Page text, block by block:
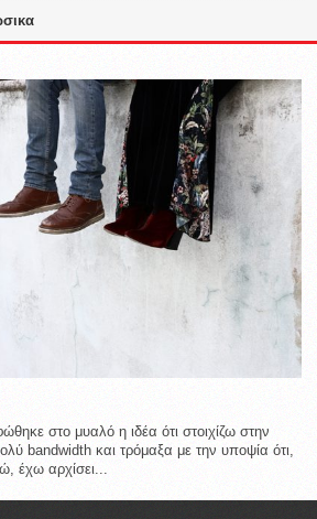
στο μυαλό η ιδέα ότι στοιχίζω στην
bandwidth και τρόμαξα με την υποψία ότι,
έχω αρχίσει...